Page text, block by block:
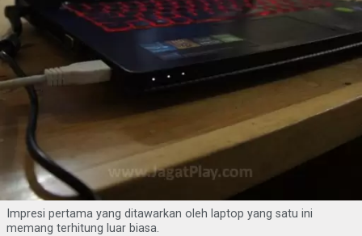
Impresi pertama yang ditawarkan oleh laptop yang satu ini
memang terhitung luar biasa.